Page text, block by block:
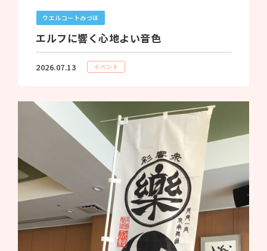
ウエルコートみづほ
エルフに響く心地よい音色
2026.07.13 イベント